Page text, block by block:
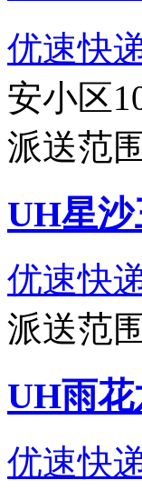
优速快
安小区
派送范
UH星沙
优速快
派送范
UH雨花
优速快